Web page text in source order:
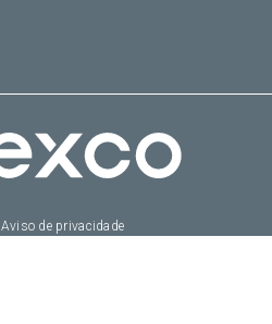
Aviso de privacidade